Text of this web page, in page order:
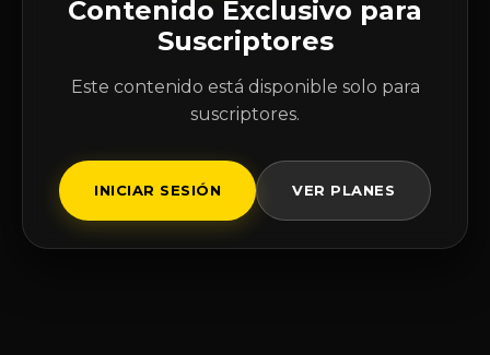
Contenido Exclusivo para
Suscriptores
Este contenido está disponible solo para
suscriptores.
INICIAR SESIÓN VER PLANES